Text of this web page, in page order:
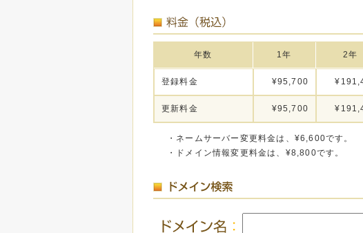
年数 1年 2年
登録料金 ¥95,700
更新料金 ¥95,700
・ネームサーバー変更料金は、¥6,600です。
・ドメイン情報変更料金は、¥8,800です。